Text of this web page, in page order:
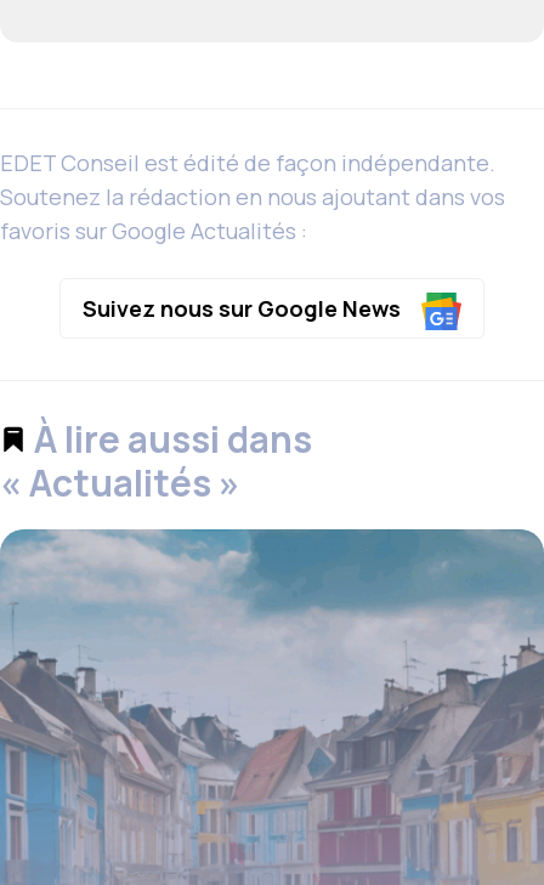
EDET Conseil est édité de façon indépendante.
Soutenez la rédaction en nous ajoutant dans vos
favoris sur Google Actualités :
Suivez nous sur Google News
À lire aussi dans
« Actualités »